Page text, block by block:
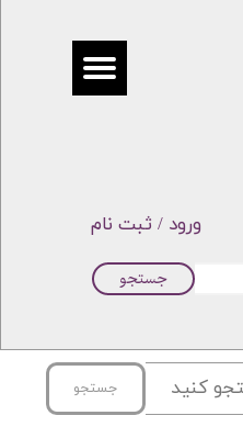
ورود / ثبت نام
جستجو
جستجو